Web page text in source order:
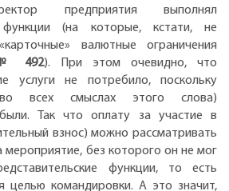
предприятия выполнял
функции (на которые, кстати, не
валютные ограничения
№ 492). При этом очевидно, что
услуги не потребило, поскольку
всех смыслах этого слова)
Так что оплату за участие в
взнос) можно рассматривать
мероприятие, без которого он не мог
функции, то есть
целью командировки. А это значит,